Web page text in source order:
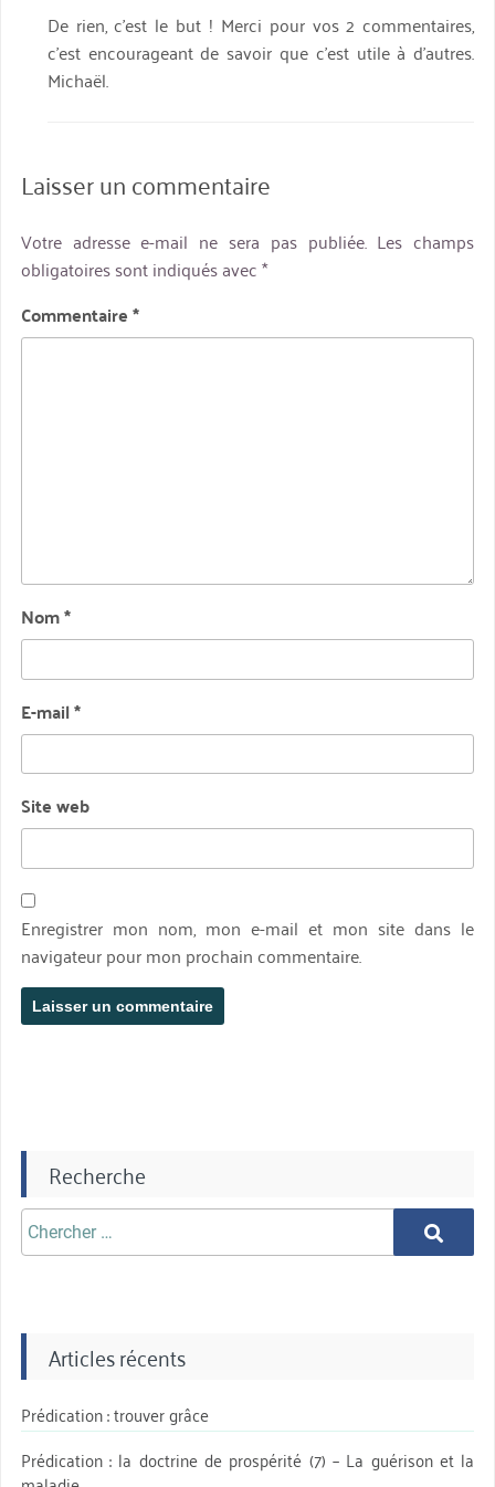
De rien, c’est le but ! Merci pour vos 2 commentaires,
c’est encourageant de savoir que c’est utile à d’autres.
Michaël.
Laisser un commentaire
Votre adresse e-mail ne sera pas publiée. Les champs
obligatoires sont indiqués avec*
Commentaire*
Nom*
E-mail*
Site web
Enregistrer mon nom, mon e-mail et mon site dans le
navigateur pour mon prochain commentaire.
Recherche
Chercher
aprè:
Chercher
Articles récents
Prédication : trouver grâce
Prédication : la doctrine de prospérité (7) – La guérison et la